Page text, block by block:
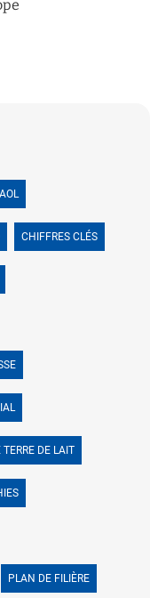
CHIFFRES CLÉS
TERRE DE LAIT
PLAN DE FILIÈRE